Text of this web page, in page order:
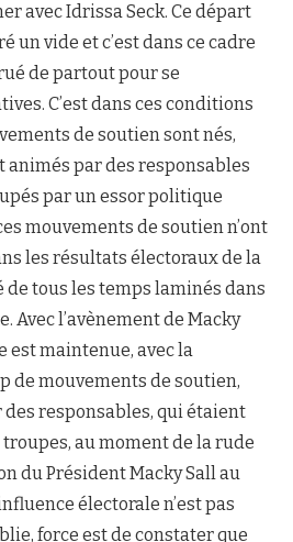
avec Idrissa Seck. Ce départ
un vide et c’est dans ce cadre
de partout pour se
C’est dans ces conditions
de soutien sont nés,
par des responsables
par un essor politique
mouvements de soutien n’ont
les résultats électoraux de la
de tous les temps laminés dans
Avec l’avènement de Macky
est maintenue, avec la
de mouvements de soutien,
responsables, qui étaient
au moment de la rude
du Président Macky Sall au
électorale n’est pas
force est de constater que